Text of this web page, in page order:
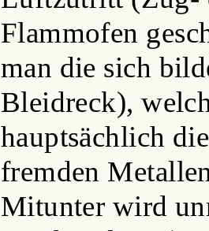
Flammofen
man die sich
Bleidreck),
hauptsächlich
fremden
Mitunter wird